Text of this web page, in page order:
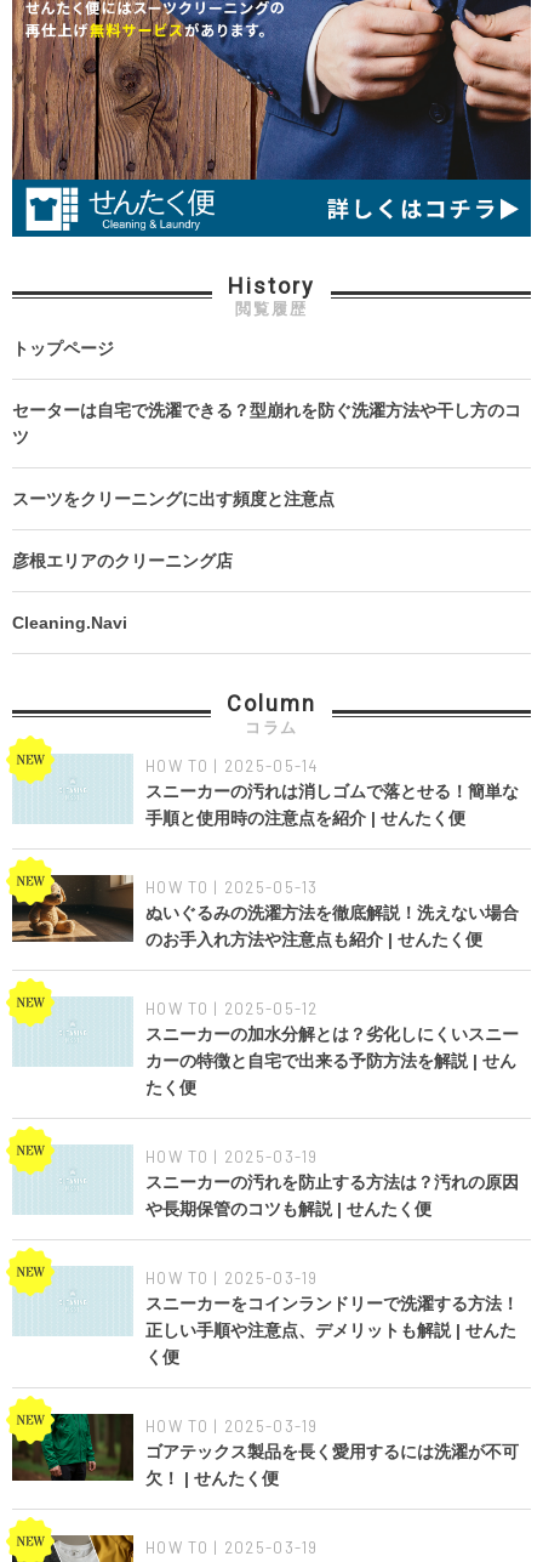
History
閲覧履歴
トップページ
セーターは自宅で洗濯できる？型崩れを防ぐ洗濯方法や干し方のコ
ツ
スーツをクリーニングに出す頻度と注意点
彦根エリアのクリーニング店
Cleaning.Navi
Column
コラム
HOW TO | 2025-05-14
スニーカーの汚れは消しゴムで落とせる！簡単な
手順と使用時の注意点を紹介 | せんたく便
HOW TO | 2025-05-13
ぬいぐるみの洗濯方法を徹底解説！洗えない場合
のお手入れ方法や注意点も紹介 | せんたく便
HOW TO | 2025-05-12
スニーカーの加水分解とは？劣化しにくいスニー
カーの特徴と自宅で出来る予防方法を解説 | せん
たく便
HOW TO | 2025-03-19
スニーカーの汚れを防止する方法は？汚れの原因
や長期保管のコツも解説 | せんたく便
HOW TO | 2025-03-19
スニーカーをコインランドリーで洗濯する方法！
正しい手順や注意点、デメリットも解説 | せんた
く便
HOW TO | 2025-03-19
ゴアテックス製品を長く愛用するには洗濯が不可
欠！ | せんたく便
HOW TO | 2025-03-19